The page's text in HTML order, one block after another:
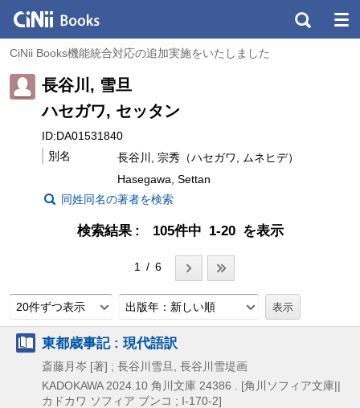
CiNii Books機能統合対応の追加実施をいたしました
長谷川, 雪旦
ハセガワ, セッタン
ID:DA01531840
別名
長谷川, 宗秀（ハセガワ, ムネヒデ）
Hasegawa, Settan
同姓同名の著者を検索
検索結果 105件中 1-20 を表示
1 / 6
20件ずつ表示 出版年：新しい順
東都歳事記 : 現代語訳
斎藤月岑 [著] ; 長谷川雪旦, 長谷川雪堤画
KADOKAWA 2024.10 角川文庫 24386 . [角川ソフィア文庫||
カドカワ ソフィア ブンコ ; I-170-2]